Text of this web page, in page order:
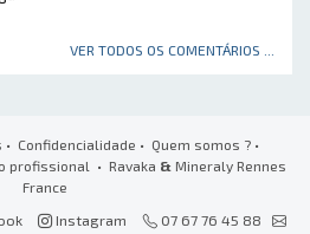
VER TODOS OS COMENTÁRIOS ...
• Confidencialidade • Quem somos ?•
profissional • Ravaka & Mineraly Rennes
France
Instagram
07 67 76 45 88